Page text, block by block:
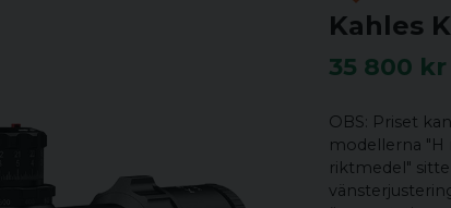
Kahles
35 800 kr
OBS: Priset
modellerna "H
riktmedel"